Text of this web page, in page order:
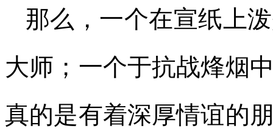
那么，一个在宣纸上
大师；一个于抗战烽烟
真的是有着深厚情谊的